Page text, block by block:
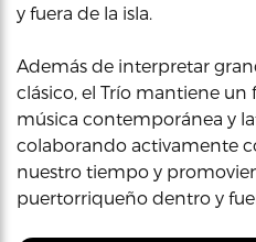
y fuera de la isla.
Además de interpretar
clásico, el Trío mantiene
música contemporánea y
colaborando activamente
nuestro tiempo y
puertorriqueño dentro y